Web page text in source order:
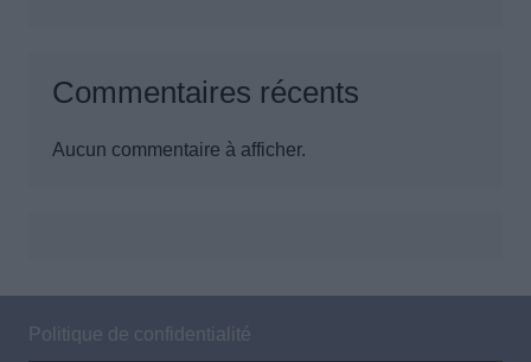
Commentaires récents
Aucun commentaire à afficher.
Politique de confidentialité